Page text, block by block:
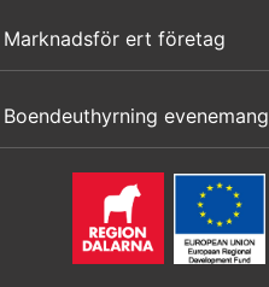
Marknadsför ert företag
Boendeuthyrning evenemang